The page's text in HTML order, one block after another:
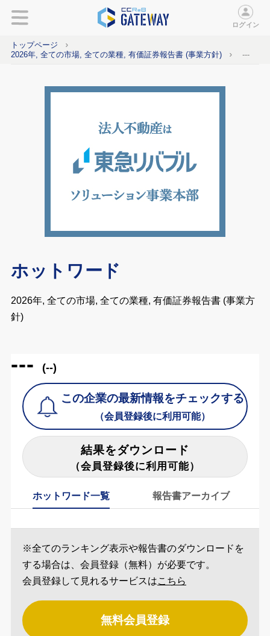
ログイン
トップページ
2026年, 全ての市場, 全ての業種, 有価証券報告書 (事業方針)
---
ホットワード
2026年, 全ての市場, 全ての業種, 有価証券報告書 (事業方
針)
--- (--)
この企業の最新情報をチェックする
（会員登録後に利用可能）
結果をダウンロード
（会員登録後に利用可能）
ホットワード一覧 報告書アーカイブ
※全てのランキング表示や報告書のダウンロードを
する場合は、会員登録（無料）が必要です。
会員登録して見れるサービスはこちら
無料会員登録